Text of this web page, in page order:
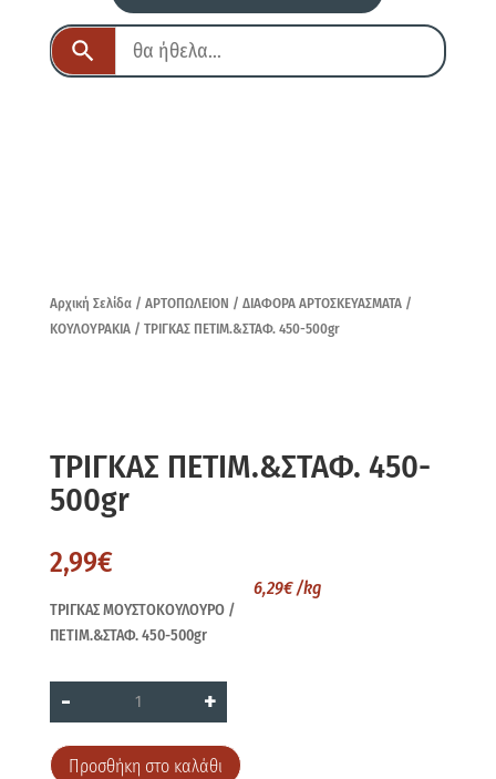
Αρχική Σελίδα/ ΑΡΤΟΠΩΛΕΙΟΝ / ΔΙΑΦΟΡΑ ΑΡΤΟΣΚΕΥΑΣΜΑΤΑ/
ΚΟΥΛΟΥΡΑΚΙΑ/ ΤΡΙΓΚΑΣ ΠΕΤΙΜ.&ΣΤΑΦ. 450-500gr
ΤΡΙΓΚΑΣ ΠΕΤΙΜ.&ΣΤΑΦ. 450-
500gr
2,99€
6,29€ /kg
ΤΡΙΓΚΑΣ ΜΟΥΣΤΟΚΟΥΛΟΥΡΟ /
ΠΕΤΙΜ.&ΣΤΑΦ. 450-500gr
-
ΤΡΙΓΚΑΣ
ΠΕΤΙΜ.&ΣΤΑΦ.
450-
ποσότητα
+
Προσθήκη στο καλάθι